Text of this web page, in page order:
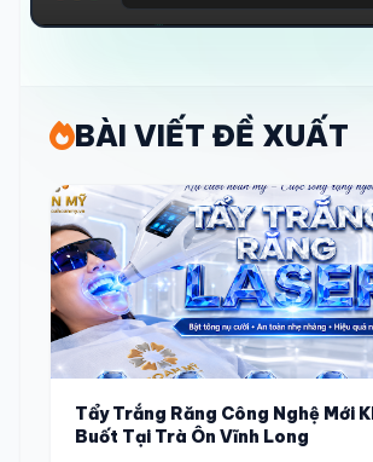
BÀI VIẾT ĐỀ XUẤT
Tẩy Trắng Răng Công Nghệ Mới
Buốt Tại Trà Ôn Vĩnh Long